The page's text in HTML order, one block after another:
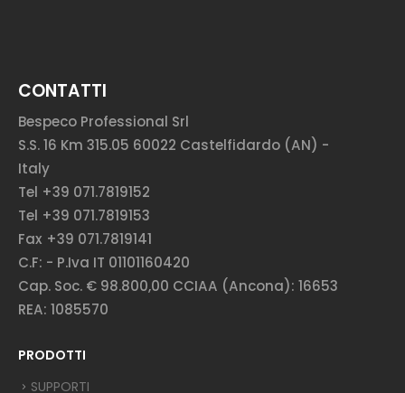
CONTATTI
Bespeco Professional Srl
S.S. 16 Km 315.05 60022 Castelfidardo (AN) -
Italy
Tel +39 071.7819152
Tel +39 071.7819153
Fax +39 071.7819141
C.F: - P.Iva IT 01101160420
Cap. Soc. € 98.800,00 CCIAA (Ancona): 16653
REA: 1085570
PRODOTTI
SUPPORTI